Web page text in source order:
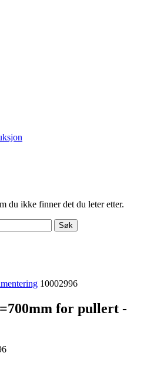
du ikke finner det du leter etter.
10002996
for pullert -